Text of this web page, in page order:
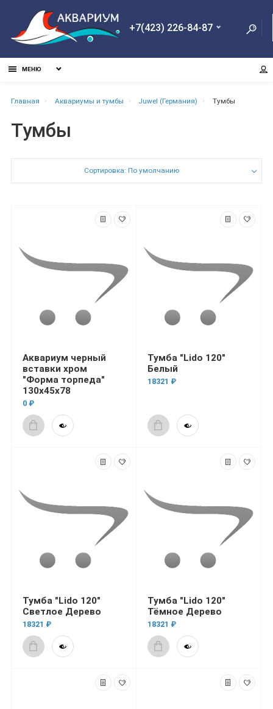
+7(423) 226-84-87
МЕНЮ
Главная Aквариумы и тумбы Juwel (Германия) Тумбы
Тумбы
Сортировка: По умолчанию
Аквариум черный
вставки хром
"Форма торпеда"
130х45х78
0 ₽
Тумба "Lido 120"
Белый
18321 ₽
Тумба "Lido 120"
Светлое Дерево
18321 ₽
Тумба "Lido 120"
Тёмное Дерево
18321 ₽